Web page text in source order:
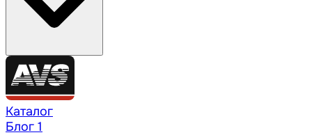
Каталог
Блог 1